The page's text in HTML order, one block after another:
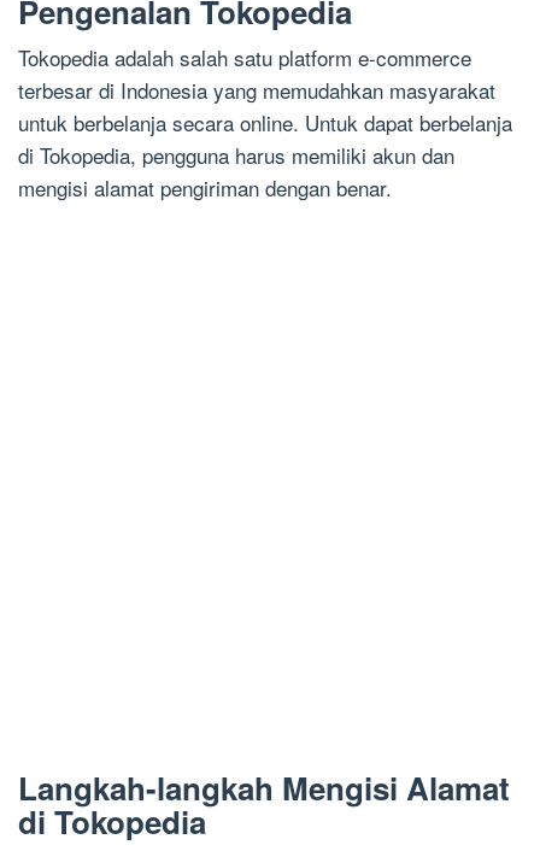
Pengenalan Tokopedia
Tokopedia adalah salah satu platform e-commerce
terbesar di Indonesia yang memudahkan masyarakat
untuk berbelanja secara online. Untuk dapat berbelanja
di Tokopedia, pengguna harus memiliki akun dan
mengisi alamat pengiriman dengan benar.
Langkah-langkah Mengisi Alamat
di Tokopedia